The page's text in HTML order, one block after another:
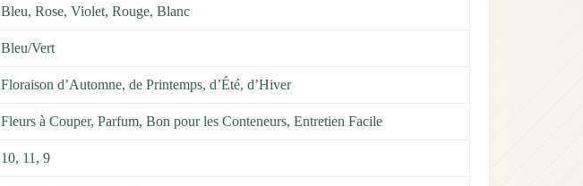
Bleu, Rose, Violet, Rouge, Blanc
Bleu/Vert
Floraison d’Automne, de Printemps, d’Été, d’Hiver
Fleurs à Couper, Parfum, Bon pour les Conteneurs, Entretien Facile
10, 11, 9